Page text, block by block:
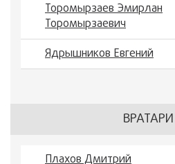
Торомырзаев Эмирлан
Торомырзаевич
Ядрышников Евгений
ВРАТАРИ
Плахов Дмитрий